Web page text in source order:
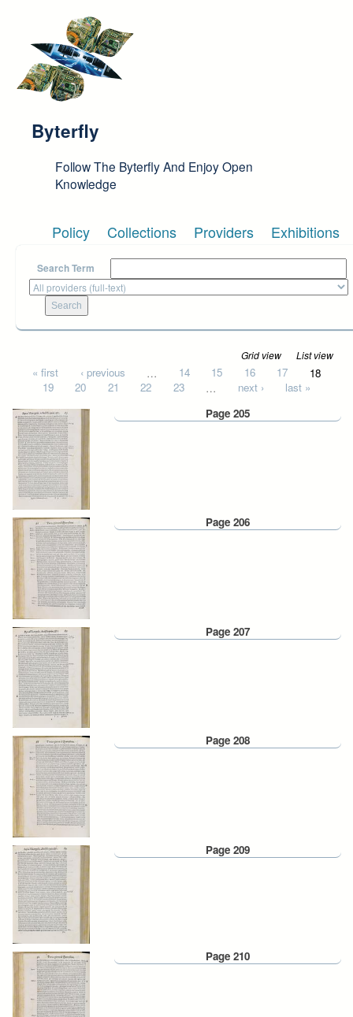
Byterfly
Follow The Byterfly And Enjoy Open
Knowledge
Policy Collections Providers Exhibitions
Search Term
Grid view List view
Pages
« first ‹ previous … 14 15 16 17
18
19
20 21 22 23 … next ›
last »
Page 205
Page 206
Page 207
Page 208
Page 209
Page 210